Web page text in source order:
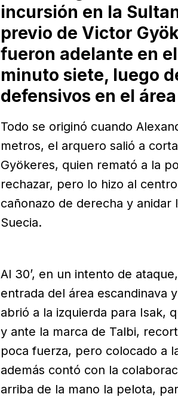
incursión en la
previo de Victor
fueron adelante en
minuto siete, luego
defensivos en el
Todo se originó cuando
metros, el arquero salió a
Gyökeres, quien remató a la
rechazar, pero lo hizo al
cañonazo de derecha y
Suecia.
Al 30’, en un intento de
entrada del área escandinava
abrió a la izquierda para Isak,
y ante la marca de Talbi,
poca fuerza, pero colocado a
además contó con la
arriba de la mano la pelota,